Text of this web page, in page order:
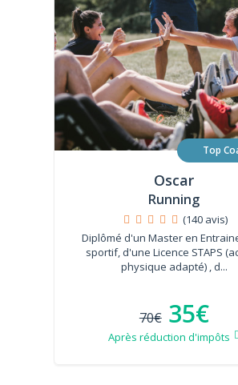
Top
Oscar
Running
(140 avis)
Diplômé d'un Master en
sportif, d'une Licence STAPS
physique adapté) , d...
70€ 35€
Après réduction d'impôts